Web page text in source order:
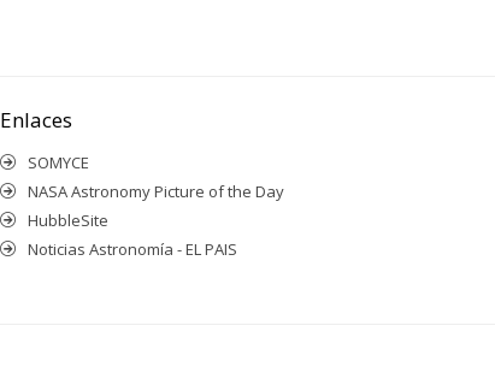
Enlaces
SOMYCE
NASA Astronomy Picture of the Day
HubbleSite
Noticias Astronomía - EL PAIS